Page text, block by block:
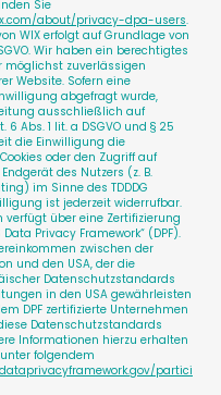
Sie
about/privacy-dpa-users.
WIX erfolgt auf Grundlage von
Wir haben ein berechtigtes
möglichst zuverlässigen
Website. Sofern eine
abgefragt wurde,
ausschließlich auf
6 Abs. 1 lit. a DSGVO und § 25
die Einwilligung die
oder den Zugriff auf
des Nutzers (z. B.
im Sinne des TDDDG
ist jederzeit widerrufbar.
verfügt über eine Zertifizierung
Privacy Framework“ (DPF).
zwischen der
und den USA, der die
Datenschutzstandards
in den USA gewährleisten
DPF zertifizierte Unternehmen
Datenschutzstandards
Informationen hierzu erhalten
folgendem
partici